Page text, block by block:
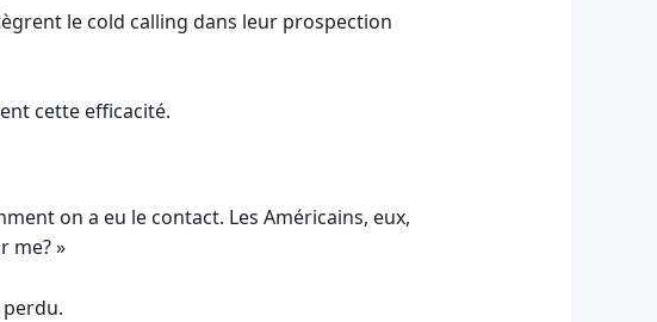
le cold calling dans leur prospection
cette efficacité.
on a eu le contact. Les Américains, eux,
me? »
perdu.